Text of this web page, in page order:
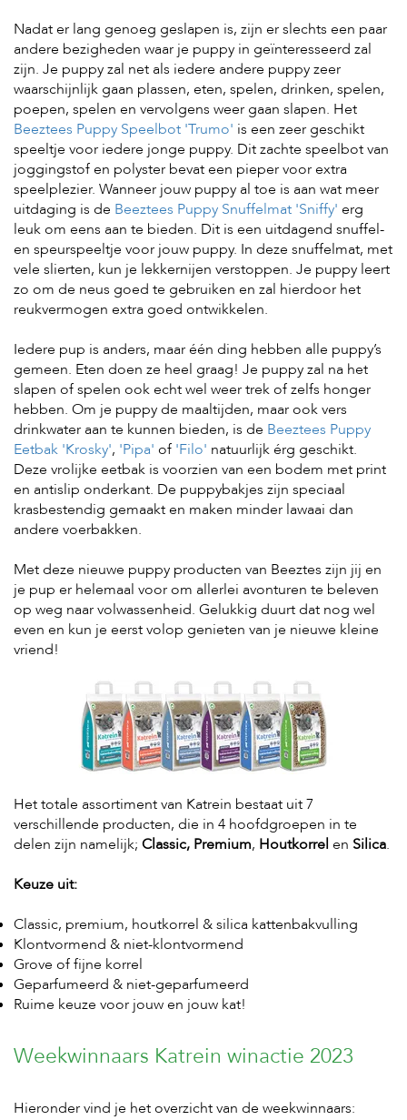
Nadat er lang genoeg geslapen is, zijn er slechts een paar
andere bezigheden waar je puppy in geïnteresseerd zal
zijn. Je puppy zal net als iedere andere puppy zeer
waarschijnlijk gaan plassen, eten, spelen, drinken, spelen,
poepen, spelen en vervolgens weer gaan slapen. Het
Beeztees Puppy Speelbot 'Trumo' is een zeer geschikt
speeltje voor iedere jonge puppy. Dit zachte speelbot van
joggingstof en polyster bevat een pieper voor extra
speelplezier. Wanneer jouw puppy al toe is aan wat meer
uitdaging is de Beeztees Puppy Snuffelmat 'Sniffy' erg
leuk om eens aan te bieden. Dit is een uitdagend snuffel-
en speurspeeltje voor jouw puppy. In deze snuffelmat, met
vele slierten, kun je lekkernijen verstoppen. Je puppy leert
zo om de neus goed te gebruiken en zal hierdoor het
reukvermogen extra goed ontwikkelen.
Iedere pup is anders, maar één ding hebben alle puppy’s
gemeen. Eten doen ze heel graag! Je puppy zal na het
slapen of spelen ook echt wel weer trek of zelfs honger
hebben. Om je puppy de maaltijden, maar ook vers
drinkwater aan te kunnen bieden, is de Beeztees Puppy
Eetbak 'Krosky', 'Pipa' of 'Filo' natuurlijk érg geschikt.
Deze vrolijke eetbak is voorzien van een bodem met print
en antislip onderkant. De puppybakjes zijn speciaal
krasbestendig gemaakt en maken minder lawaai dan
andere voerbakken.
Met deze nieuwe puppy producten van Beeztes zijn jij en
je pup er helemaal voor om allerlei avonturen te beleven
op weg naar volwassenheid. Gelukkig duurt dat nog wel
even en kun je eerst volop genieten van je nieuwe kleine
vriend!
Het totale assortiment van Katrein bestaat uit 7
verschillende producten, die in 4 hoofdgroepen in te
delen zijn namelijk; Classic, Premium, Houtkorrel en Silica.
Keuze uit:
Classic, premium, houtkorrel & silica kattenbakvulling
Klontvormend & niet-klontvormend
Grove of fijne korrel
Geparfumeerd & niet-geparfumeerd
Ruime keuze voor jouw en jouw kat!
Weekwinnaars Katrein winactie 2023
Hieronder vind je het overzicht van de weekwinnaars: